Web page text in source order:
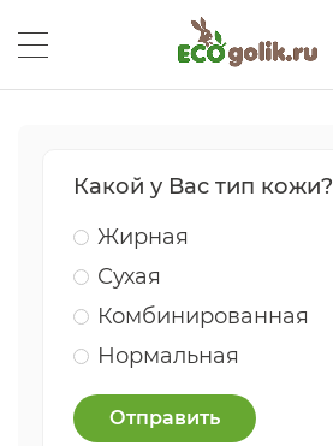
Какой у Вас тип кожи?
Жирная
Сухая
Комбинированная
Нормальная
Отправить